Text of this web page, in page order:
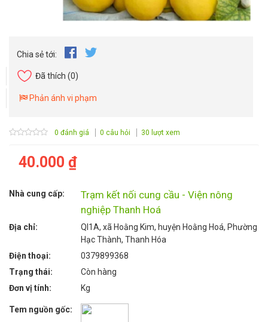
Chia sẻ tới:
Đã thích (0)
Phản ánh vi phạm
0 đánh giá 0 câu hỏi 30 lượt xem
40.000 ₫
Nhà cung cấp:
Trạm kết nối cung cầu - Viện nông
nghiệp Thanh Hoá
Địa chỉ:
Ql1A, xã Hoằng Kim, huyện Hoằng Hoá, Phường
Hạc Thành, Thanh Hóa
Điện thoại:
0379899368
Trạng thái:
Còn hàng
Đơn vị tính:
Kg
Tem nguồn gốc: